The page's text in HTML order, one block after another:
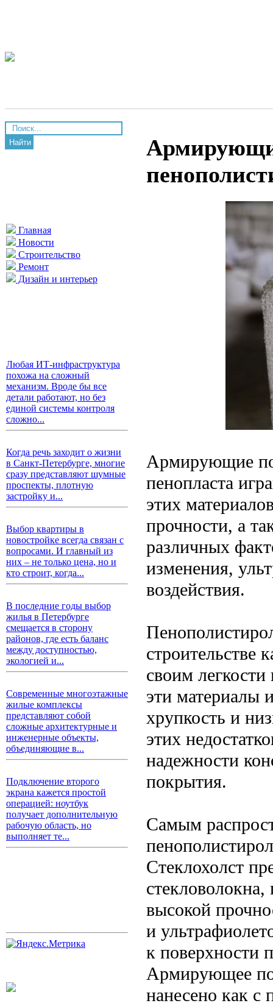
Найти
Главная
Новости
Строительство
Ремонт
Дизайн и интерьер
Любая ИТ-инфраструктура
похожа на сложный
механизм. Вроде бы все
детали работают, но без
единой системы контроля
сложно...
Когда речь заходит о жизни
в Санкт-Петербурге, многие
сразу представляют шумные
проспекты, плотную
застройку и...
Выбор квартиры в
новостройке всегда связан с
вопросами. И главный из
них – не только цена, но и
кто строит, когда...
В последние годы выбор
жилья в Петербурге
смещается в сторону
районов, где есть баланс
между доступностью,
экологией и...
Современные многоэтажные
жилые комплексы
представляют собой
сложные архитектурные и
инженерные объекты,
объединяющие в...
Подключение второго
экрана кажется простой
операцией: ноутбук
получает дополнительную
рабочую область, но
выполняет те...
Армирующие
пенопласта
этих
прочности, а
различных
изменения,
воздействия.
строительстве
своим
эти материалы
хрупкость и
этих
надежности
покрытия.
Самым
Стеклохолст
высокой
и
к поверхности
Армирующее
нанесено как с